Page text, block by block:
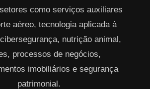
como serviços auxiliares
aéreo, tecnologia aplicada à
nutrição animal,
processos de negócios,
imobiliários e segurança
patrimonial.